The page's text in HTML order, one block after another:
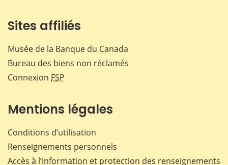
Sites affiliés
Musée de la Banque du Canada
Bureau des biens non réclamés
Connexion FSP
Mentions légales
Conditions d’utilisation
Renseignements personnels
Accès à l’information et protection des renseignements